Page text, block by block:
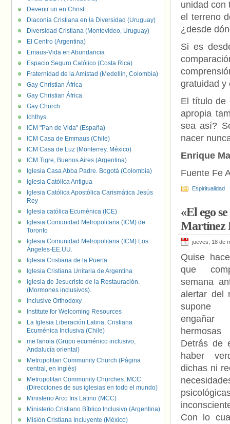
unidad con
el terreno
¿desde
Si es
gratuidad y
El título de
apropia
sea así?
nacer
Enrique
Fuente Fe
Espiritualidad
«El ego
Martínez
jueves, 18 de
Quise
que
semana
alertar del
supone
Detrás de
haber
dichas ni
Con lo
Devenir un en Christ
Diaconía Cristiana en la Diversidad (Uruguay)
Diversidad Cristiana (Montevideo, Uruguay)
El Centro (Argentina)
Emaus-Vida en Abundancia
Espacio Seguro Católico (Costa Rica)
Fraternidad de la Amistad (Medellin, Colombia)
Gay Christian África
Gay Christian África
Gay Church
Ichthys
ICM "Pan de Vida" (España)
ICM Casa de Emmaus (Chile)
ICM Casa de Luz (Monterrey, México)
ICM Tigre, Buenos Aires (Argentina)
Iglesia Casa Abba Padre. Bogotá (Colombia)
Iglesia Católica Antigua
Iglesia Católica Apostólica Carismática Jesús
Rey
Iglesia católica Ecuménica (ICE)
Iglesia Comunidad Metropolitana (ICM) de
Toronto
Iglesia Comunidad Metropolitana (ICM) Los
Ángeles-EE.UU.
Iglesia Cristiana de la Puerta
Iglesia Cristiana Unitaria de Argentina
Iglesia de Jesucristo de la Restauración.
(Mormones inclusivos).
Inclusive Orthodoxy
Institute for Welcoming Resources
La Iglesia Liberación Latina, Cristiana
Ecuménica Inclusiva (Chile)
meTanoia (Grupo ecuménico inclusivo,
Andalucía oriental)
Metropolitan Community Church (Página
central, en inglés)
Metropolitan Community Churches. MCC.
(Direcciones de sus iglesias en todo el mundo)
Ministerio Arco Iris Latino (MCC)
Ministerio Cristiano Bíblico Inclusivo (Argentina)
Misión Cristiana Incluyente (México)